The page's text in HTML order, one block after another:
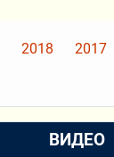
2018 2017
ВИДЕО